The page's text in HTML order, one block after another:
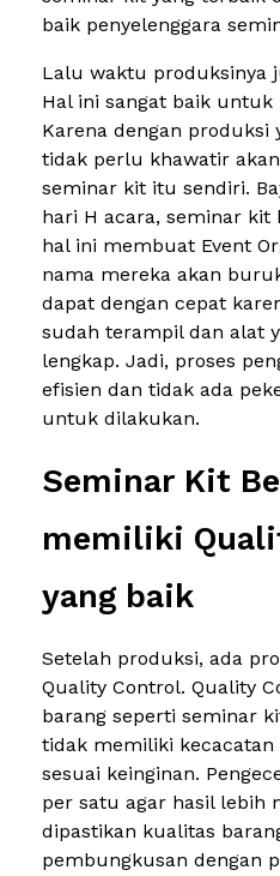
baik penyelenggara
Lalu waktu produksinya
Hal ini sangat baik untuk
Karena dengan produksi
tidak perlu khawatir
seminar kit itu sendiri.
hari H acara, seminar
hal ini membuat Event
nama mereka akan
dapat dengan cepat
sudah terampil dan alat
lengkap. Jadi, proses
efisien dan tidak ada
untuk dilakukan.
Seminar Kit
memiliki
yang baik
Setelah produksi, ada
Quality Control. Quality
barang seperti seminar
tidak memiliki kecacatan
sesuai keinginan.
per satu agar hasil lebih
dipastikan kualitas
pembungkusan dengan